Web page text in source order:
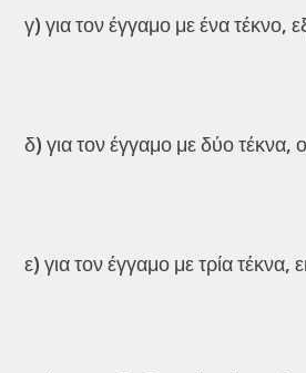
γ) για τον έγγαμο με ένα τέκνο,
δ) για τον έγγαμο με δύο τέκνα,
ε) για τον έγγαμο με τρία τέκνα,